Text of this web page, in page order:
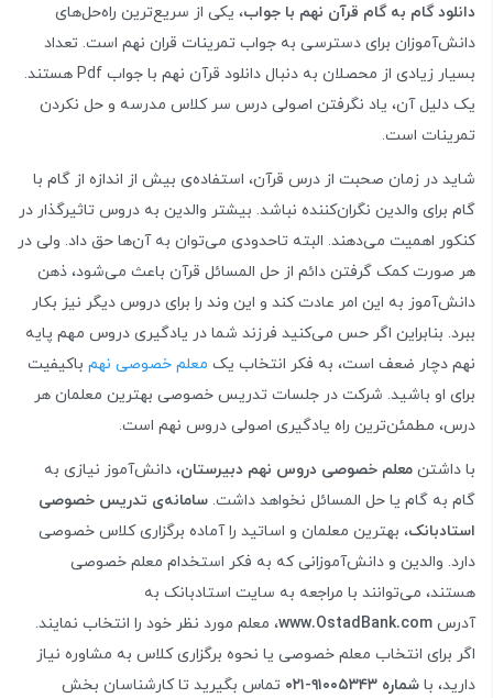
دانلود گام به گام قرآن نهم با جواب، یکی از سریع‌ترین راه‌حل‌های
دانش‌آموزان برای دسترسی به جواب تمرینات قران نهم است. تعداد
بسیار زیادی از محصلان به دنبال دانلود قرآن نهم با جواب Pdf هستند.
یک دلیل آن، یاد نگرفتن اصولی درس سر کلاس مدرسه و حل نکردن
تمرینات است.
شاید در زمان صحبت از درس قرآن، استفاده‌ی بیش از اندازه از گام با
گام برای والدین نگران‌کننده نباشد. بیشتر والدین به دروس تاثیرگذار در
کنکور اهمیت می‌دهند. البته تاحدودی می‌توان به آن‌ها حق داد. ولی در
هر صورت کمک گرفتن دائم از حل المسائل قرآن باعث می‌شود، ذهن
دانش‌آموز به این امر عادت کند و این وند را برای دروس دیگر نیز بکار
ببرد. بنابراین اگر حس می‌کنید فرزند شما در یادگیری دروس مهم پایه
نهم دچار ضعف است، به فکر انتخاب یک معلم خصوصی نهم باکیفیت
برای او باشید. شرکت در جلسات تدریس خصوصی بهترین معلمان هر
درس، مطمئن‌ترین راه یادگیری اصولی دروس نهم است.
با داشتن معلم خصوصی دروس نهم دبیرستان، دانش‌آموز نیازی به
گام به گام یا حل المسائل نخواهد داشت. سامانه‌ی تدریس خصوصی
استادبانک، بهترین معلمان و اساتید را آماده برگزاری کلاس خصوصی
دارد. والدین و دانش‌آموزانی که به فکر استخدام معلم خصوصی
هستند، می‌توانند با مراجعه به سایت استادبانک به
آدرس www.OstadBank.com، معلم مورد نظر خود را انتخاب نمایند.
اگر برای انتخاب معلم خصوصی یا نحوه برگزاری کلاس به مشاوره نیاز
دارید، با شماره ۹۱۰۰۵۳۴۳-۰۲۱
تماس بگیرید تا کارشناسان بخش